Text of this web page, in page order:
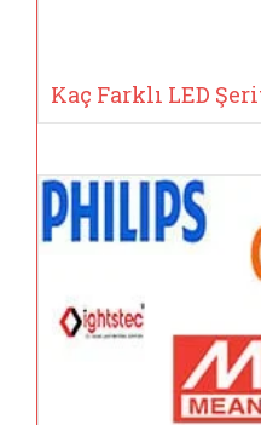
Kaç Farklı LED